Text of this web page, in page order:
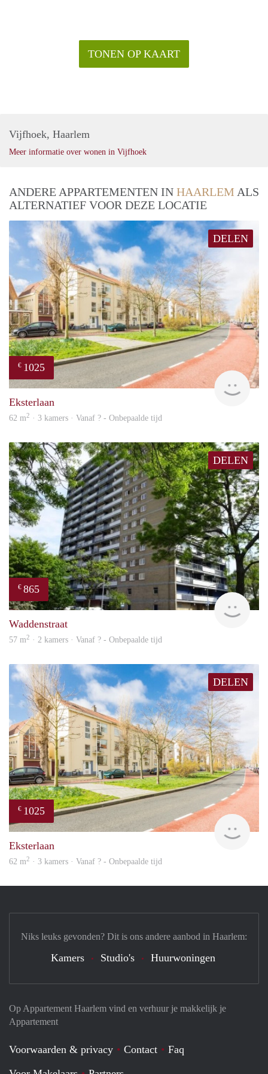
- Huurprijs is exclusief gas, water, elektra, TV/internet en
TONEN OP KAART
Vijfhoek, Haarlem
Meer informatie over wonen in Vijfhoek
ANDERE APPARTEMENTEN IN HAARLEM ALS
ALTERNATIEF VOOR DEZE LOCATIE
DELEN
€ 1025
Eksterlaan
62 m2 · 3 kamers · Vanaf ? - Onbepaalde tijd
DELEN
€ 865
rent
Waddenstraat
57 m2 · 2 kamers · Vanaf ? - Onbepaalde tijd
DELEN
€ 1025
Eksterlaan
62 m2 · 3 kamers · Vanaf ? - Onbepaalde tijd
Op Appartement Haarlem vind en verhuur je makkelijk je
Appartement
Voorwaarden & privacy Contact
Faq
Niks leuks gevonden? Dit is ons andere aanbod in Haarlem:
Kamers Studio's Huurwoningen